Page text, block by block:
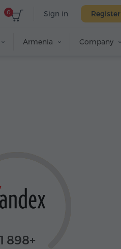
Sign in Register
0
Armenia Company
1 898+